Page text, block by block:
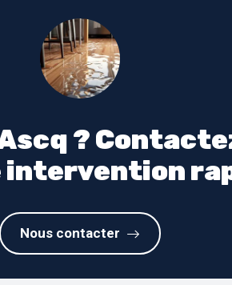
?
intervention
Nous contacter